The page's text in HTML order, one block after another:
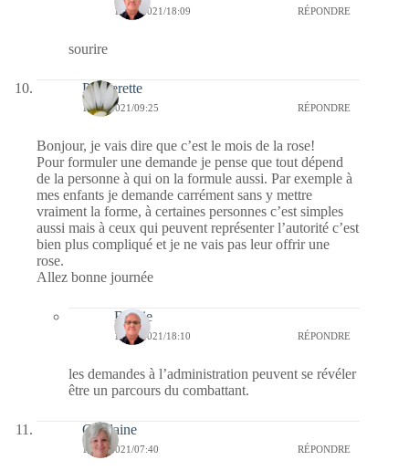
10/05/2021/18:09 RÉPONDRE
sourire
Paquerette
10/05/2021/09:25 RÉPONDRE
Bonjour, je vais dire que c’est le mois de la rose!
Pour formuler une demande je pense que tout dépend
de la personne à qui on la formule aussi. Par exemple à
mes enfants je demande carrément sans y mettre
vraiment la forme, à certaines personnes c’est simples
aussi mais à ceux qui peuvent représenter l’autorité c’est
bien plus compliqué et je ne vais pas leur offrir une
rose.
Allez bonne journée
Bernie
10/05/2021/18:10 RÉPONDRE
les demandes à l’administration peuvent se révéler
être un parcours du combattant.
Ghislaine
10/05/2021/07:40 RÉPONDRE